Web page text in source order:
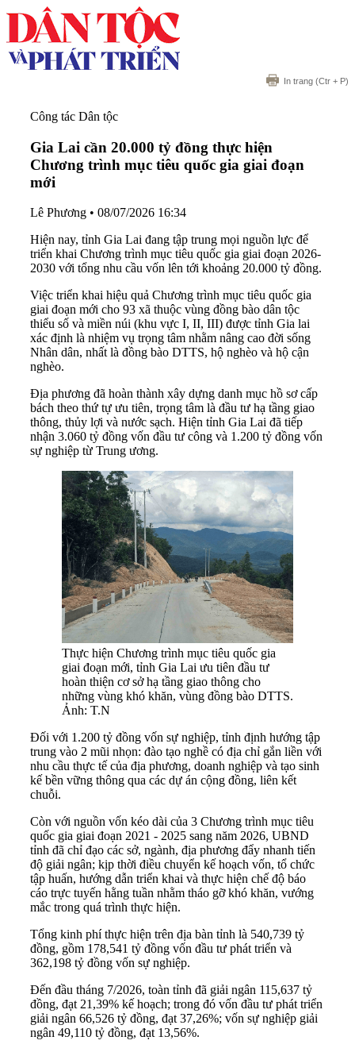
In trang (Ctr + P)
Công tác Dân tộc
Gia Lai cần 20.000 tỷ đồng thực hiện
Chương trình mục tiêu quốc gia giai đoạn
mới
Lê Phương • 08/07/2026 16:34
Hiện nay, tỉnh Gia Lai đang tập trung mọi nguồn lực để
triển khai Chương trình mục tiêu quốc gia giai đoạn 2026-
2030 với tổng nhu cầu vốn lên tới khoảng 20.000 tỷ đồng.
Việc triển khai hiệu quả Chương trình mục tiêu quốc gia
giai đoạn mới cho 93 xã thuộc vùng đồng bào dân tộc
thiểu số và miền núi (khu vực I, II, III) được tỉnh Gia lai
xác định là nhiệm vụ trọng tâm nhằm nâng cao đời sống
Nhân dân, nhất là đồng bào DTTS, hộ nghèo và hộ cận
nghèo.
Địa phương đã hoàn thành xây dựng danh mục hồ sơ cấp
bách theo thứ tự ưu tiên, trọng tâm là đầu tư hạ tầng giao
thông, thủy lợi và nước sạch. Hiện tỉnh Gia Lai đã tiếp
nhận 3.060 tỷ đồng vốn đầu tư công và 1.200 tỷ đồng vốn
sự nghiệp từ Trung ương.
Thực hiện Chương trình mục tiêu quốc gia
giai đoạn mới, tỉnh Gia Lai ưu tiên đầu tư
hoàn thiện cơ sở hạ tầng giao thông cho
những vùng khó khăn, vùng đồng bào DTTS.
Ảnh: T.N
Đối với 1.200 tỷ đồng vốn sự nghiệp, tỉnh định hướng tập
trung vào 2 mũi nhọn: đào tạo nghề có địa chỉ gắn liền với
nhu cầu thực tế của địa phương, doanh nghiệp và tạo sinh
kế bền vững thông qua các dự án cộng đồng, liên kết
chuỗi.
Còn với nguồn vốn kéo dài của 3 Chương trình mục tiêu
quốc gia giai đoạn 2021 - 2025 sang năm 2026, UBND
tỉnh đã chỉ đạo các sở, ngành, địa phương đẩy nhanh tiến
độ giải ngân; kịp thời điều chuyển kế hoạch vốn, tổ chức
tập huấn, hướng dẫn triển khai và thực hiện chế độ báo
cáo trực tuyến hằng tuần nhằm tháo gỡ khó khăn, vướng
mắc trong quá trình thực hiện.
Tổng kinh phí thực hiện trên địa bàn tỉnh là 540,739 tỷ
đồng, gồm 178,541 tỷ đồng vốn đầu tư phát triển và
362,198 tỷ đồng vốn sự nghiệp.
Đến đầu tháng 7/2026, toàn tỉnh đã giải ngân 115,637 tỷ
đồng, đạt 21,39% kế hoạch; trong đó vốn đầu tư phát triển
giải ngân 66,526 tỷ đồng, đạt 37,26%; vốn sự nghiệp giải
ngân 49,110 tỷ đồng, đạt 13,56%.